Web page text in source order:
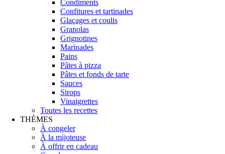
Condiments
Confitures et tartinades
Glaçages et coulis
Granolas
Grignotines
Marinades
Pains
Pâtes à pizza
Pâtes et fonds de tarte
Sauces
Sirops
Vinaigrettes
Toutes les recettes
THÈMES
À congeler
À la mijoteuse
À offrir en cadeau